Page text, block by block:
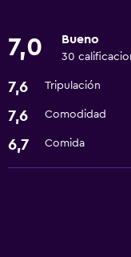
7,0 Bueno
30
7,6 Tripulación
7,6 Comodidad
6,7 Comida